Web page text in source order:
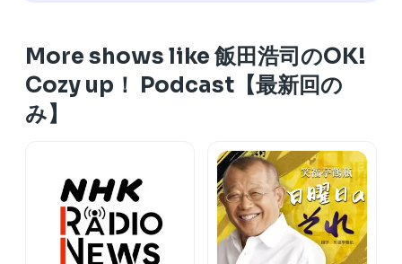
More shows like 飯田浩司のOK!
Cozy up！ Podcast【最新回の
み】